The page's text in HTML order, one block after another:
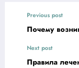
Previous post
Почему
Next post
Правила